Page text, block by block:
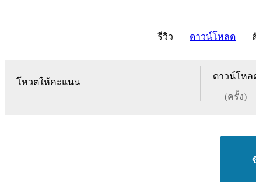
รีวิว ดาวน์โหลด
โหวตให้คะแนน
ดาวน์โหล
(ครั้ง)